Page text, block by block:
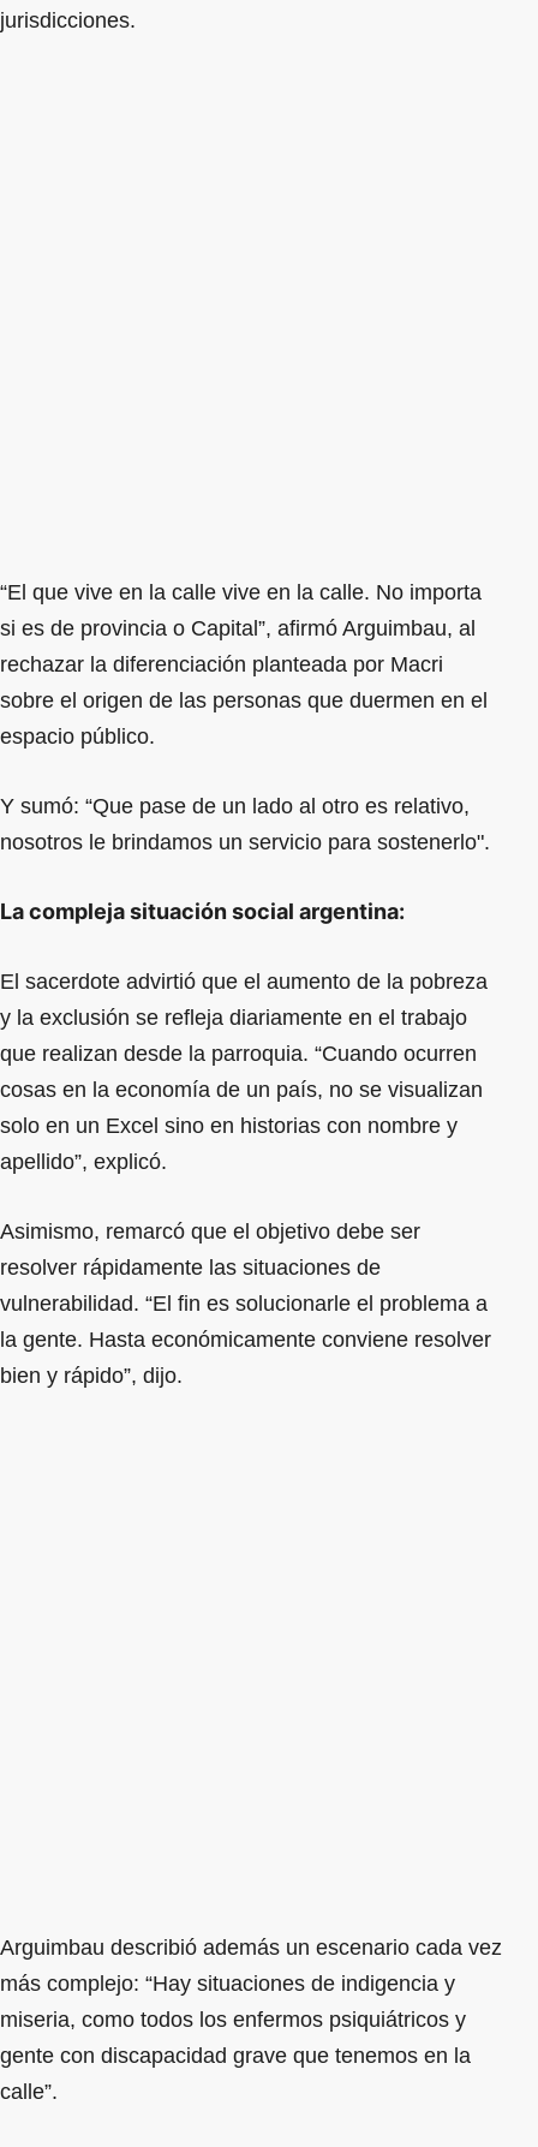
jurisdicciones.
“El que vive en la calle vive en la calle. No importa
si es de provincia o Capital”, afirmó Arguimbau, al
rechazar la diferenciación planteada por Macri
sobre el origen de las personas que duermen en el
espacio público.
Y sumó: “Que pase de un lado al otro es relativo,
nosotros le brindamos un servicio para sostenerlo".
La compleja situación social argentina:
El sacerdote advirtió que el aumento de la pobreza
y la exclusión se refleja diariamente en el trabajo
que realizan desde la parroquia. “Cuando ocurren
cosas en la economía de un país, no se visualizan
solo en un Excel sino en historias con nombre y
apellido”, explicó.
Asimismo, remarcó que el objetivo debe ser
resolver rápidamente las situaciones de
vulnerabilidad. “El fin es solucionarle el problema a
la gente. Hasta económicamente conviene resolver
bien y rápido”, dijo.
Arguimbau describió además un escenario cada vez
más complejo: “Hay situaciones de indigencia y
miseria, como todos los enfermos psiquiátricos y
gente con discapacidad grave que tenemos en la
calle”.